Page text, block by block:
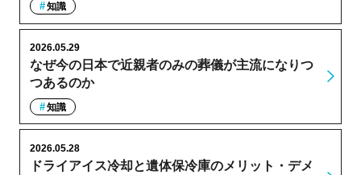
知識
なぜ今の日本で近親者のみの葬儀が主流になりつ
つあるのか
2026.05.29
知識
ドライアイス冷却と遺体保冷庫のメリット・デメ
2026.05.28